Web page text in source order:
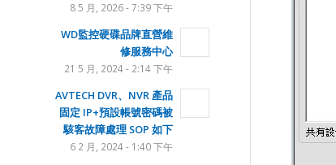
8 5 月, 2026 - 7:39 下午
WD監控硬碟品牌直營維
修服務中心
21 5 月, 2024 - 2:14 下午
AVTECH DVR、NVR 產品
固定 IP+預設帳號密碼被
駭客故障處理 SOP 如下
6 2 月, 2024 - 1:40 下午